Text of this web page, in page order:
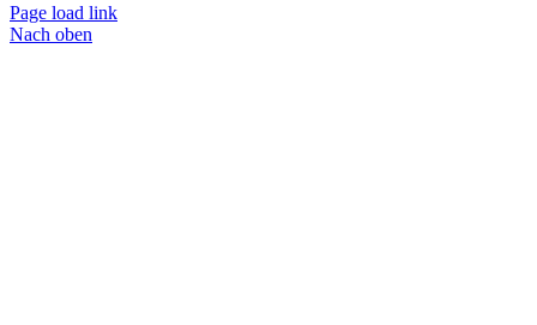
Page load link
Nach oben